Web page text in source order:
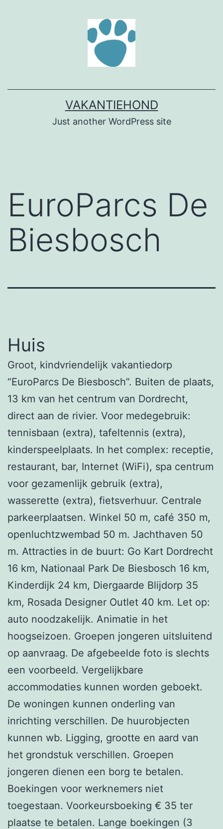
VAKANTIEHOND
Just another WordPress site
EuroParcs De
Biesbosch
Huis
Groot, kindvriendelijk vakantiedorp
“EuroParcs De Biesbosch”. Buiten de plaats,
13 km van het centrum van Dordrecht,
direct aan de rivier. Voor medegebruik:
tennisbaan (extra), tafeltennis (extra),
kinderspeelplaats. In het complex: receptie,
restaurant, bar, Internet (WiFi), spa centrum
voor gezamenlijk gebruik (extra),
wasserette (extra), fietsverhuur. Centrale
parkeerplaatsen. Winkel 50 m, café 350 m,
openluchtzwembad 50 m. Jachthaven 50
m. Attracties in de buurt: Go Kart Dordrecht
16 km, Nationaal Park De Biesbosch 16 km,
Kinderdijk 24 km, Diergaarde Blijdorp 35
km, Rosada Designer Outlet 40 km. Let op:
auto noodzakelijk. Animatie in het
hoogseizoen. Groepen jongeren uitsluitend
op aanvraag. De afgebeelde foto is slechts
een voorbeeld. Vergelijkbare
accommodaties kunnen worden geboekt.
De woningen kunnen onderling van
inrichting verschillen. De huurobjecten
kunnen wb. Ligging, grootte en aard van
het grondstuk verschillen. Groepen
jongeren dienen een borg te betalen.
Boekingen voor werknemers niet
toegestaan. Voorkeursboeking € 35 ter
plaatse te betalen. Lange boekingen (3